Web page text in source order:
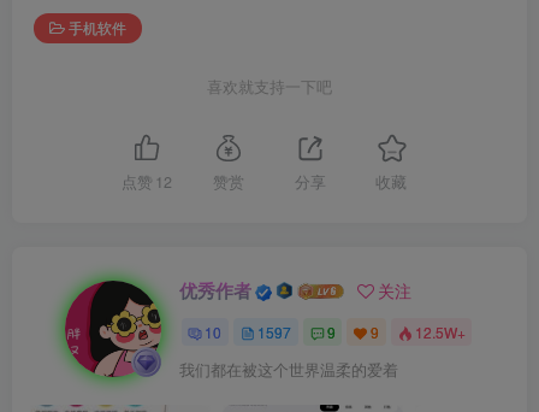
手机软件
喜欢就支持一下吧
点赞 12 赞赏 分享 收藏
优秀作者 关注
10 1597 9 9 12.5W+
我们都在被这个世界温柔的爱着